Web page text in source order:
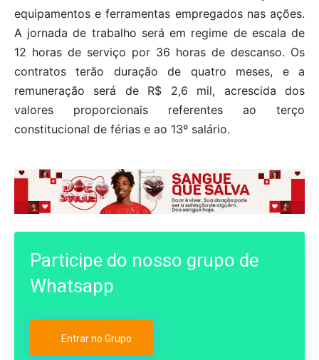
equipamentos e ferramentas empregados nas ações.
A jornada de trabalho será em regime de escala de
12 horas de serviço por 36 horas de descanso. Os
contratos terão duração de quatro meses, e a
remuneração será de R$ 2,6 mil, acrescida dos
valores proporcionais referentes ao terço
constitucional de férias e ao 13º salário.
Participe do nosso grupo de
Whatsapp
Entrar no Grupo